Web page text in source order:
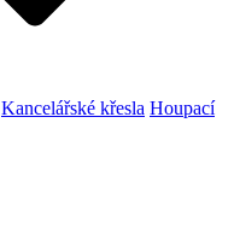
Kancelářské křesla Houpací